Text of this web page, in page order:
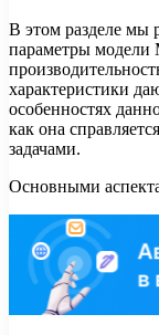
В этом разделе мы
параметры модели
характеристики
особенностях
как она
задачами.
Основными